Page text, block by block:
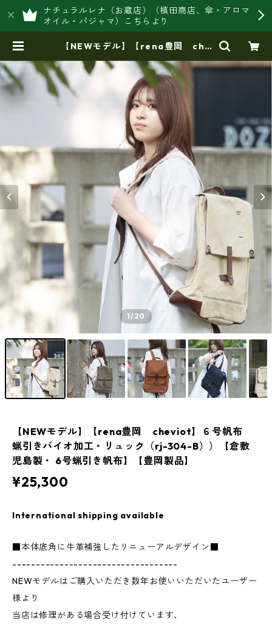
ナチュラルレナ（お蔵店）（槙田商店、傘・アロマ
オイル・パジャマ）こちらより
【NEWモデル】【rena豊岡 che
工・リュック（rj-304-B））【倉
敷児島製・ 6号蝋引き帆布】【豊岡
製品】 | 豊岡製オリジナルバッグ製
造販売【日本製・バッグ財布 専門
店】レナ ジャパンメイド ショッ
プ
1/20
【NEWモデル】【rena豊岡 cheviot】６号帆布
蝋引きバイオ加工・リュック（rj-304-B））【倉敷
児島製・ 6号蝋引き帆布】【豊岡製品】
¥25,300
International shipping available
■本体底角に牛革補強したリニューアルデザイン■
-----------------------------------
NEWモデルはご購入いただき数年お使いいただいたユーザー
様より
当店は修理がある場合受け付けています、